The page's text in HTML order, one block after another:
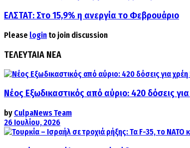
ΕΛΣΤΑΤ: Στο 15,9% η ανεργία το Φεβρουάριο
Please login to join discussion
ΤΕΛΕΥΤΑΙΑ ΝΕΑ
Νέος Εξωδικαστικός από αύριο: 420 δόσεις
by CulpaNews Team
26 Ιουλίου, 2026